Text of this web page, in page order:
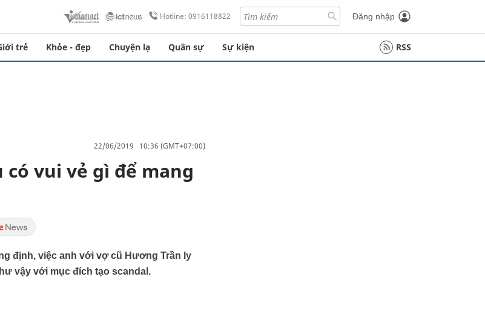
Hotline: 0916118822 Đăng nhập
trẻ Khỏe - đẹp Chuyện lạ Quân sự Sự kiện RSS
22/06/2019 10:36 (GMT+07:00)
vui vẻ gì để mang
định, việc anh với vợ cũ Hương Trần ly
vậy với mục đích tạo scandal.